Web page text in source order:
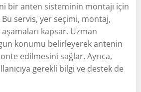
bir anten sisteminin montajı için
servis, yer seçimi, montaj,
kapsar. Uzman
konumu belirleyerek antenin
edilmesini sağlar. Ayrıca,
gerekli bilgi ve destek de